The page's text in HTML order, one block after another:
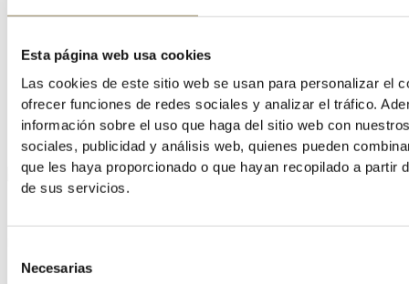
Esta página web usa cookies
Las cookies de este sitio web se usan para personalizar el
ofrecer funciones de redes sociales y analizar el tráfico.
información sobre el uso que haga del sitio web con
sociales, publicidad y análisis web, quienes pueden
que les haya proporcionado o que hayan recopilado a partir
de sus servicios.
Necesarias
Martiko P.I. Zalain, s/n - C.P. 31780 Navarra (España)
ES 10.14400/NA
Paté de pato
50% hígado de pato, agua, 15% grasa de pato, HUEVO,